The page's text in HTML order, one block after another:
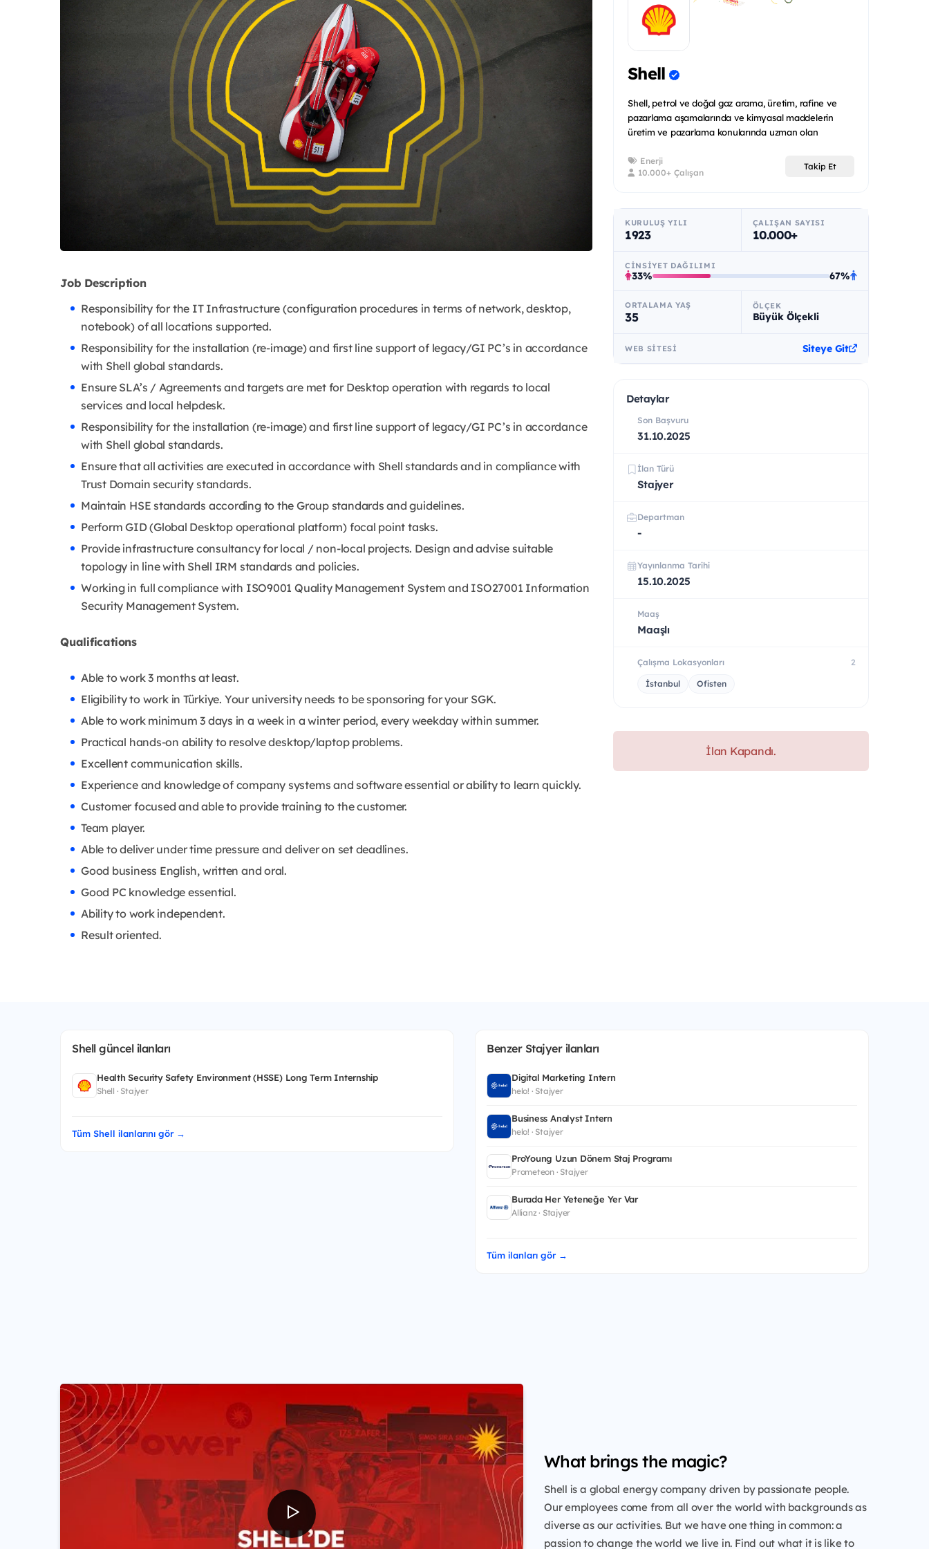
Job Description
Responsibility for the IT Infrastructure (configuration procedures in terms of network, desktop,
notebook) of all locations supported.
Responsibility for the installation (re-image) and first line support of legacy/GI PC’s in accordance
with Shell global standards.
Ensure SLA’s / Agreements and targets are met for Desktop operation with regards to local
services and local helpdesk.
Responsibility for the installation (re-image) and first line support of legacy/GI PC’s in accordance
with Shell global standards.
Ensure that all activities are executed in accordance with Shell standards and in compliance with
Trust Domain security standards.
Maintain HSE standards according to the Group standards and guidelines.
Perform GID (Global Desktop operational platform) focal point tasks.
Provide infrastructure consultancy for local / non-local projects. Design and advise suitable
topology in line with Shell IRM standards and policies.
Working in full compliance with ISO9001 Quality Management System and ISO27001 Information
Security Management System.
Qualifications
Able to work 3 months at least.
Eligibility to work in Türkiye. Your university needs to be sponsoring for your SGK.
Able to work minimum 3 days in a week in a winter period, every weekday within summer.
Practical hands-on ability to resolve desktop/laptop problems.
Excellent communication skills.
Experience and knowledge of company systems and software essential or ability to learn quickly.
Customer focused and able to provide training to the customer.
Team player.
Able to deliver under time pressure and deliver on set deadlines.
Good business English, written and oral.
Good PC knowledge essential.
Ability to work independent.
Result oriented.
Shell
Shell, petrol ve doğal gaz arama, üretim, rafine ve
pazarlama aşamalarında ve kimyasal maddelerin
üretim ve pazarlama konularında uzman olan
Enerji
10.000+ Çalışan
Takip Et
KURULUŞ YILI
1923
ÇALIŞAN SAYISI
10.000+
CINSIYET DAĞILIMI
33% 67%
ORTALAMA YAŞ
35
ÖLÇEK
Büyük Ölçekli
WEB SITESI Siteye Git
Detaylar
Son Başvuru
31.10.2025
İlan Türü
Stajyer
Departman
-
Yayınlanma Tarihi
15.10.2025
Maaş
Maaşlı
Çalışma Lokasyonları 2
İstanbul Ofisten
İlan Kapandı.
Shell güncel ilanları
Health Security Safety Environment (HSSE) Long Term Internship
Shell · Stajyer
Tüm Shell ilanlarını gör →
Benzer Stajyer ilanları
Digital Marketing Intern
helo! · Stajyer
Business Analyst Intern
helo! · Stajyer
ProYoung Uzun Dönem Staj Programı
Prometeon · Stajyer
Burada Her Yeteneğe Yer Var
Allianz · Stajyer
Tüm ilanları gör →
What brings the magic?
Shell is a global energy company driven by passionate people.
Our employees come from all over the world with backgrounds as
diverse as our activities. But we have one thing in common: a
passion to change the world we live in. Find out what it is like to